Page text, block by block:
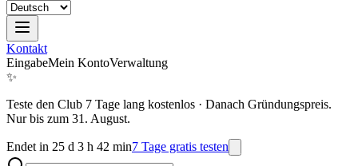
Kontakt
EingabeMein KontoVerwaltung
✨
Teste den Club 7 Tage lang kostenlos · Danach Gründungspreis.
Nur bis zum 31. August.
Endet in 25 d 3 h 42 min7 Tage gratis testen